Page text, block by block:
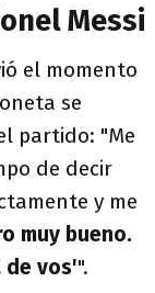
Messi
el momento
se
partido: "Me
de decir
y me
muy bueno.
vos'".